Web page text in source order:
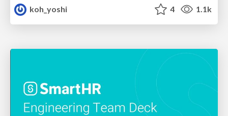
koh_yoshi
4 1.1k